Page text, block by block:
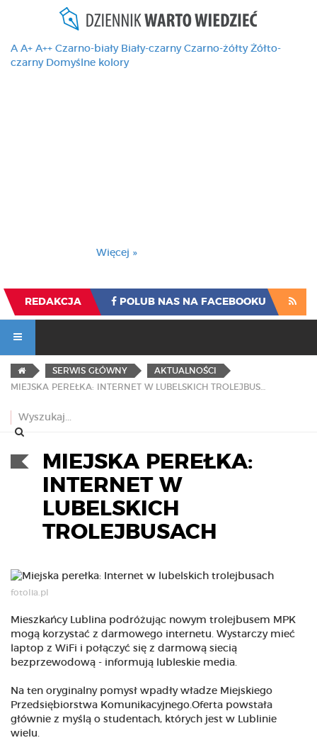
A A+ A++ Czarno-biały Biały-czarny Czarno-żółty Żółto-
czarny Domyślne kolory
Więcej »
REDAKCJA POLUB NAS NA FACEBOOKU
SERWIS GŁÓWNY
AKTUALNOŚCI
MIEJSKA PEREŁKA:
INTERNET W
LUBELSKICH
TROLEJBUSACH
fotolia.pl
Mieszkańcy Lublina podróżując nowym trolejbusem MPK
mogą korzystać z darmowego internetu. Wystarczy mieć
laptop z WiFi i połączyć się z darmową siecią
bezprzewodową - informują lubleskie media.
Na ten oryginalny pomysł wpadły władze Miejskiego
Przedsiębiorstwa Komunikacyjnego.Oferta powstała
głównie z myślą o studentach, których jest w Lublinie
wielu.